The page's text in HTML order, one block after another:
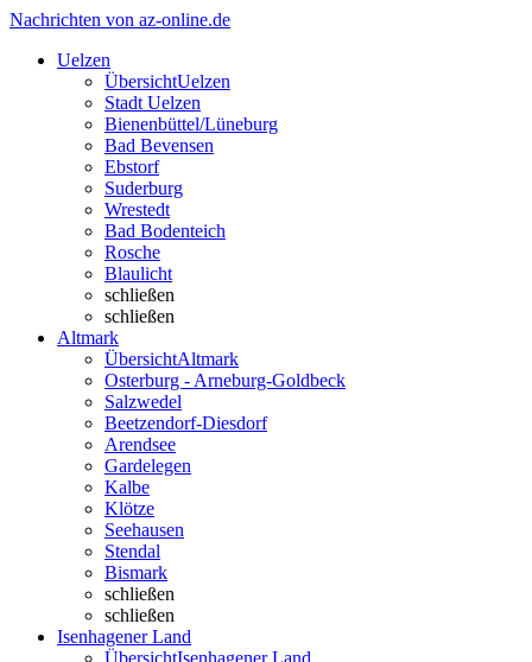
Nachrichten von az-online.de
Uelzen
ÜbersichtUelzen
Stadt Uelzen
Bienenbüttel/Lüneburg
Bad Bevensen
Ebstorf
Suderburg
Wrestedt
Bad Bodenteich
Rosche
Blaulicht
schließen
schließen
Altmark
ÜbersichtAltmark
Osterburg - Arneburg-Goldbeck
Salzwedel
Beetzendorf-Diesdorf
Arendsee
Gardelegen
Kalbe
Klötze
Seehausen
Stendal
Bismark
schließen
schließen
Isenhagener Land
ÜbersichtIsenhagener Land